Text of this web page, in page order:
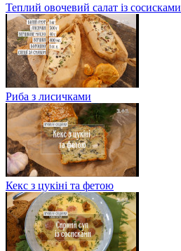
Теплий овочевий салат із сосисками
Риба з лисичками
Кекс з цукіні та фетою